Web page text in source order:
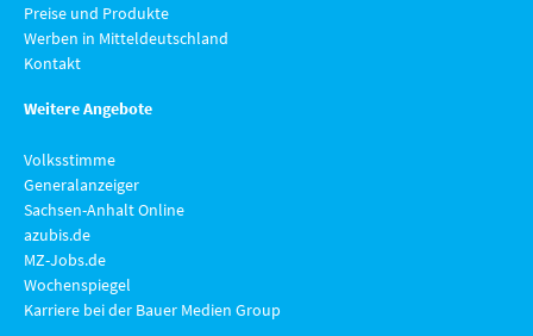
Preise und Produkte
Werben in Mitteldeutschland
Kontakt
Weitere Angebote
Volksstimme
Generalanzeiger
Sachsen-Anhalt Online
azubis.de
MZ-Jobs.de
Wochenspiegel
Karriere bei der Bauer Medien Group